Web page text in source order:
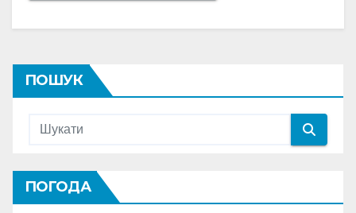
ПОШУК
ПОГОДА